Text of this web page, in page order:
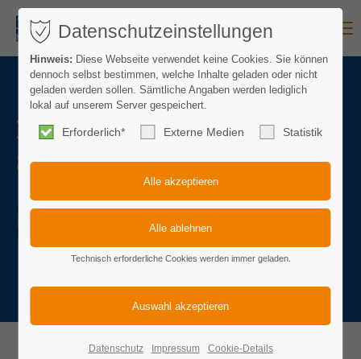
FACHKRAFT FÜR
SYSTEMGASTRONOMIE
Gastroexperte/Expertin und
Manager/Managerin gleichzeitig.
Datenschutzeinstellungen
Hinweis: Diese Webseite verwendet keine Cookies. Sie können
dennoch selbst bestimmen, welche Inhalte geladen oder nicht
geladen werden sollen. Sämtliche Angaben werden lediglich
lokal auf unserem Server gespeichert.
Erforderlich* Externe Medien Statistik
Technisch erforderliche Cookies werden immer geladen.
Datenschutz Impressum Cookie-Details